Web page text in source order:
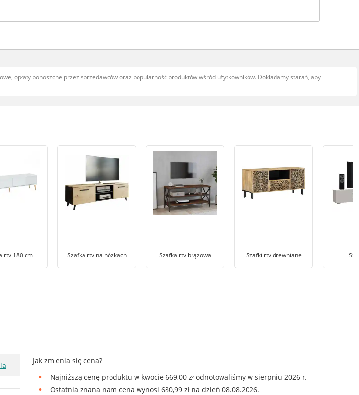
opłaty ponoszone przez sprzedawców oraz popularność produktów wśród użytkowników. Dokładamy starań, aby
rtv 180 cm Szafka rtv na nóżkach Szafka rtv brązowa Szafki rtv drewniane
Jak zmienia się cena?
Najniższą cenę produktu w kwocie 669,00 zł odnotowaliśmy w sierpniu 2026 r.
Ostatnia znana nam cena wynosi 680,99 zł na dzień 08.08.2026.